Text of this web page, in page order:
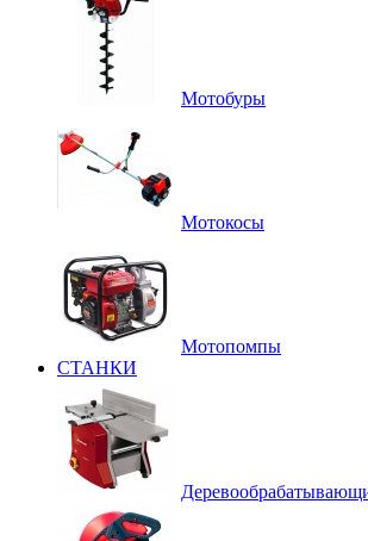
Мотобуры
Мотокосы
Мотопомпы
СТАНКИ